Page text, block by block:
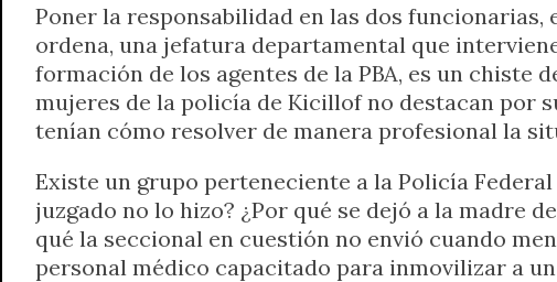
Poner la responsabilidad en las dos
ordena, una jefatura departamental que
formación de los agentes de la PBA, es un chiste
mujeres de la policía de Kicillof no destacan por
tenían cómo resolver de manera profesional la
Existe un grupo perteneciente a la Policía
juzgado no lo hizo? ¿Por qué se dejó a la madre
qué la seccional en cuestión no envió cuando
personal médico capacitado para inmovilizar a